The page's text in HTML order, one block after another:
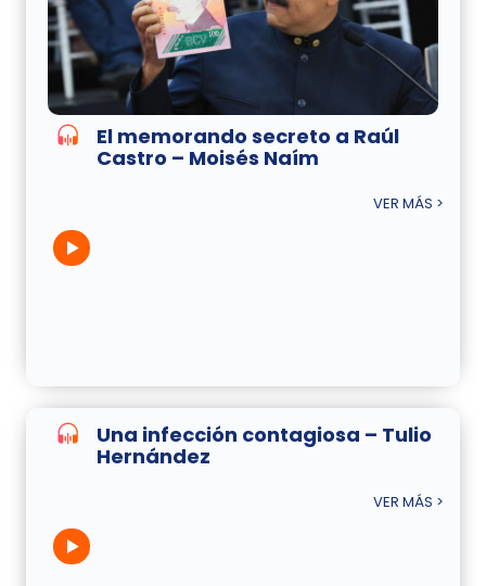
El memorando secreto a Raúl
Castro – Moisés Naím
VER MÁS >
Una infección contagiosa – Tulio
Hernández
VER MÁS >